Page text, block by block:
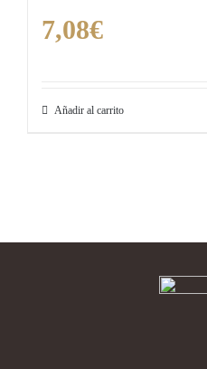
7,08€
Añadir al carrito